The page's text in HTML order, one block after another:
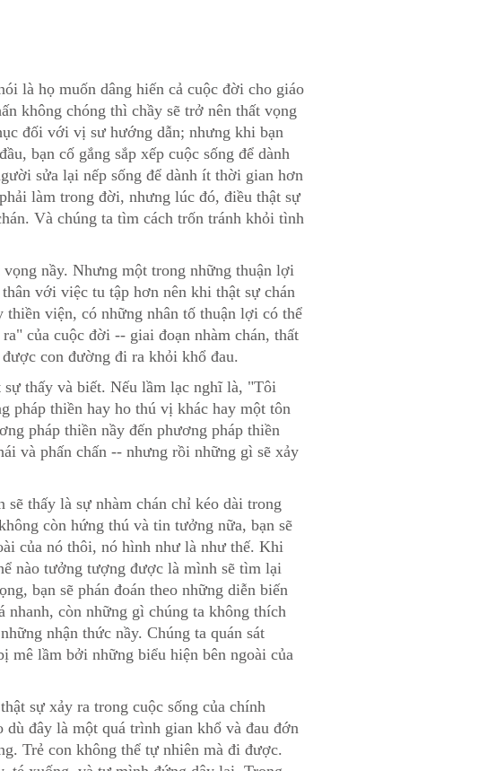
là họ muốn dâng hiến cả cuộc đời cho giáo
không chóng thì chầy sẽ trở nên thất vọng
đối với vị sư hướng dẫn; nhưng khi bạn
bạn cố gắng sắp xếp cuộc sống để dành
sửa lại nếp sống để dành ít thời gian hơn
làm trong đời, nhưng lúc đó, điều thật sự
Và chúng ta tìm cách trốn tránh khỏi tình
nầy. Nhưng một trong những thuận lợi
với việc tu tập hơn nên khi thật sự chán
viện, có những nhân tố thuận lợi có thể
của cuộc đời -- giai đoạn nhàm chán, thất
con đường đi ra khỏi khổ đau.
thấy và biết. Nếu lầm lạc nghĩ là, "Tôi
pháp thiền hay ho thú vị khác hay một tôn
pháp thiền nầy đến phương pháp thiền
và phấn chấn -- nhưng rồi những gì sẽ xảy
thấy là sự nhàm chán chỉ kéo dài trong
còn hứng thú và tin tưởng nữa, bạn sẽ
của nó thôi, nó hình như là như thế. Khi
nào tưởng tượng được là mình sẽ tìm lại
bạn sẽ phán đoán theo những diễn biến
nhanh, còn những gì chúng ta không thích
nhận thức nầy. Chúng ta quán sát
mê lầm bởi những biểu hiện bên ngoài của
sự xảy ra trong cuộc sống của chính
đây là một quá trình gian khổ và đau đớn
Trẻ con không thể tự nhiên mà đi được.